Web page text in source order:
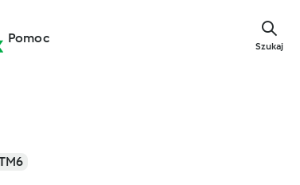
Pomoc
Szukaj